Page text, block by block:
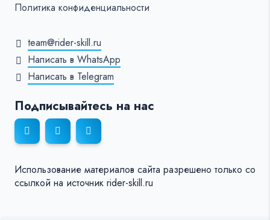
Политика конфиденциальности
team@rider-skill.ru
Написать в WhatsApp
Написать в Telegram
Подписывайтесь на нас
Использование материалов сайта разрешено только со
ссылкой на источник rider-skill.ru